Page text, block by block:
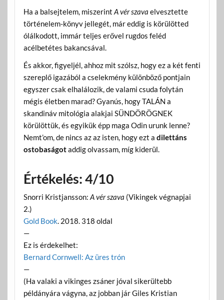
Ha a balsejtelem, miszerint A vér szava elvesztette
történelem-könyv jellegét, már eddig is körülötted
ólálkodott, immár teljes erővel rugdos feléd
acélbetétes bakancsával.
És akkor, figyeljél, ahhoz mit szólsz, hogy ez a két fenti
szereplő igazából a cselekmény különböző pontjain
egyszer csak elhalálozik, de valami csuda folytán
mégis életben marad? Gyanús, hogy TALÁN a
skandináv mitológia alakjai SÜNDÖRÖGNEK
körülöttük, és egyikük épp maga Odin urunk lenne?
Nemt’om, de nincs az az isten, hogy ezt a dilettáns
ostobaságotaddig olvassam, míg kiderül.
Értékelés: 4/10
Snorri Kristjansson: A vér szava (Vikingek végnapjai
2.)
Gold Book. 2018. 318 oldal
—
Ez is érdekelhet:
Bernard Cornwell: Az üres trón
—
(Ha valaki a vikinges zsáner jóval sikerültebb
példányára vágyna, az jobban jár Giles Kristian